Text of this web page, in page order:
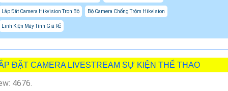
Lắp Đặt Camera Hikvision Trọn Bộ Bộ Camera Chống Trộm Hikvision
Linh Kiện Máy Tính Giá Rẻ
ĐẶT CAMERA LIVESTREAM SỰ KIỆN THỂ THAO
4676.